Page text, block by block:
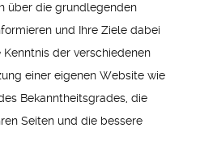
über die grundlegenden
und Ihre Ziele dabei
der verschiedenen
einer eigenen Website wie
Bekanntheitsgrades, die
Seiten und die bessere